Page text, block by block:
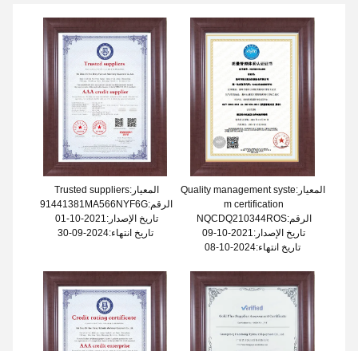
المعيار:Quality management syste
m certification
الرقم:NQCDQ210344ROS
تاريخ الإصدار:2021-10-09
تاريخ انتهاء:2024-10-08
المعيار:Trusted suppliers
الرقم:91441381MA566NYF6G
تاريخ الإصدار:2021-10-01
تاريخ انتهاء:2024-09-30